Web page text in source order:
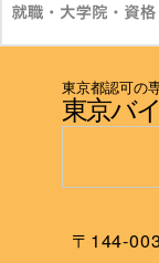
東京都認可の
東京バ
〒144-